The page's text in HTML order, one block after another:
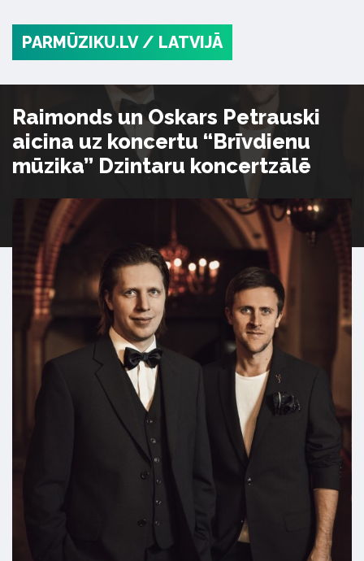
PARMŪZIKU.LV / LATVIJĀ
Raimonds un Oskars Petrauski
aicina uz koncertu “Brīvdienu
mūzika” Dzintaru koncertzālē